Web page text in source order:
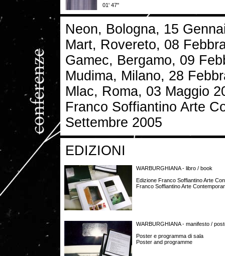
01' 47''
Neon, Bologna, 15
Mart, Rovereto, 08
Gamec, Bergamo, 09
Mudima, Milano, 28
Mlac, Roma, 03 Maggio
Franco Soffiantino Arte
Settembre 2005
EDIZIONI
WARBURGHIANA - libro / book
Edizione Franco Soffiantino Arte
Franco Soffiantino Arte
WARBURGHIANA - manifesto /
Poster e programma di sala
Poster and programme